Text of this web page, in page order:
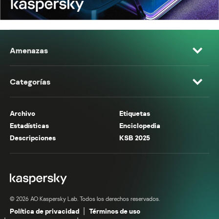
Amenazas
Categorías
Archivo
Etiquetas
Estadísticas
Enciclopedia
Descripciones
KSB 2025
© 2026 AO Kaspersky Lab. Todos los derechos reservados.
Política de privacidad
Términos de uso